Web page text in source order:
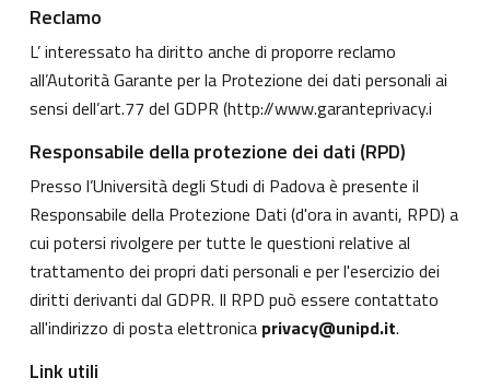
Reclamo
L’ interessato ha diritto anche di proporre reclamo
all’Autorità Garante per la Protezione dei dati personali ai
sensi dell’art.77 del GDPR (http://www.garanteprivacy.i
Responsabile della protezione dei dati (RPD)
Presso l’Università degli Studi di Padova è presente il
Responsabile della Protezione Dati (d'ora in avanti, RPD) a
cui potersi rivolgere per tutte le questioni relative al
trattamento dei propri dati personali e per l'esercizio dei
diritti derivanti dal GDPR. Il RPD può essere contattato
all'indirizzo di posta elettronica privacy@unipd.it.
Link utili